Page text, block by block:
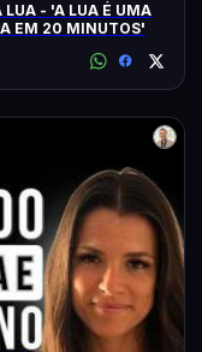
LUA - 'A LUA É UMA
EM 20 MINUTOS'